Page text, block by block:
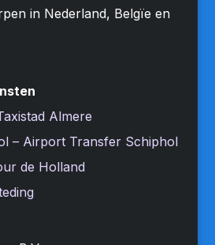
in Nederland, Belgïe en
Almere
– Airport Transfer Schiphol
de Holland